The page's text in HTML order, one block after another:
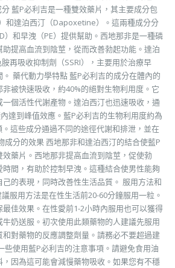
藍P必利吉是一種雙效藥片，其主要成分包
和達泊西汀（Dapoxetine）。這兩種成分分
）和早洩（PE）提供幫助。西地那非是一種磷
提高血流到陰莖，從而改善勃起功能。達泊
再吸收抑制劑（SSRI），主要用於治療早
藥代動力學特點 藍P必利吉的成分在體內的
被快速吸收，約40%的絕對生物利用度。它
個活性代謝產物。達泊西汀也迅速吸收，通
達到峰值效應。藍P必利吉的生物利用度約為
這些成分通過不同的途徑代謝和排泄，並在
成分的效果 西地那非和達泊西汀的結合使藍P
藥片。西地那非提高血流到陰莖，促使勃
間，有助於控制早洩。這種結合使男性能夠
的表現，同時改善性生活品質。 服用方法和
服用方法是在性生活前20-60分鐘服用一粒。
佳效果。在性愛前1-2小時內服用也可以獲得
奶送服。初次使用此類藥物的人建議先服用
對藥物的反應調整劑量。請務必不要超過建
些使用藍P必利吉的注意事項。請避免食用油
因為這可能會減慢藥物吸收。如果您有不穩